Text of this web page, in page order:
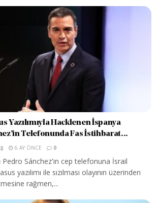
Yazılımıyla Hacklenen İspanya
Telefonunda Fas İstihbarat...
6 AY ÖNCE 0
Pedro Sánchez'in cep telefonuna İsrail
yazılımı ile sızılması olayının üzerinden
rağmen,...